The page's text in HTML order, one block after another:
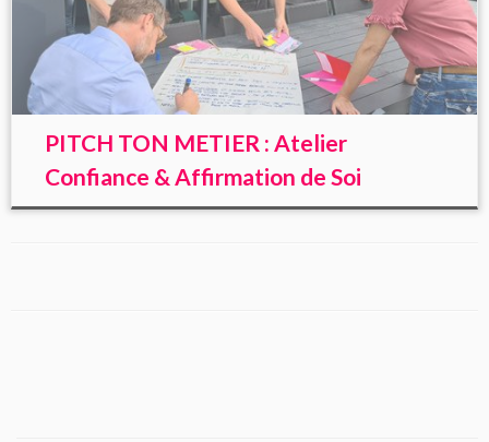
PITCH TON METIER : Atelier
Confiance & Affirmation de Soi